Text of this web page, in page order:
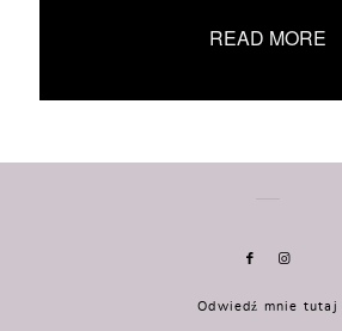
READ MORE
Odwiedź mnie tutaj